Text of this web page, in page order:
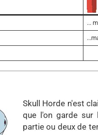
...
Skull Horde n'est
que l'on garde sur
partie ou deux de